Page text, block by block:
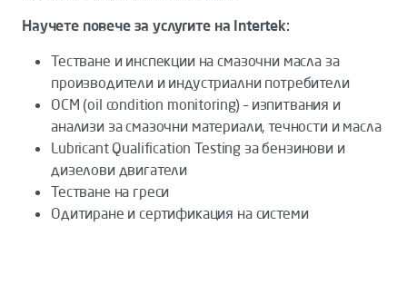
Научете повече за услугите на Intertek:
Тестване и инспекции на смазочни масла за
производители и индустриални потребители
OCM (oil condition monitoring) – изпитвания и
анализи за смазочни материали, течности и масла
Lubricant Qualification Testing за бензинови и
дизелови двигатели
Тестване на греси
Одитиране и сертификация на системи